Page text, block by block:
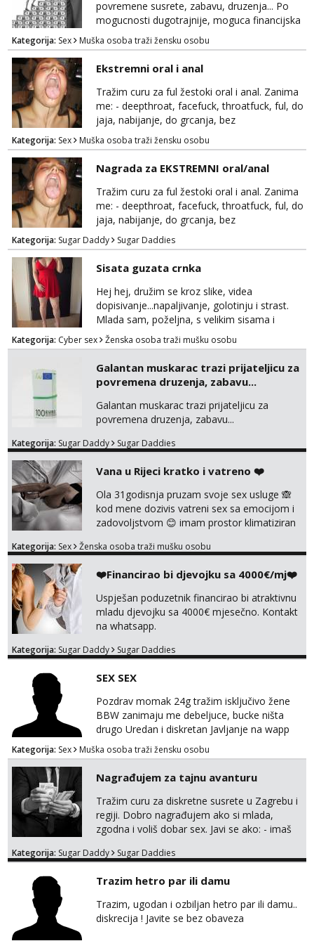
rjesavam apartman/hotel. Odgovara mi cijela
kontinentalna...
povremene susrete, zabavu, druzenja... Po
mogucnosti dugotrajnije, moguca financijska
potpora!
Kategorija: Sex Muška osoba traži žensku osobu
Ekstremni oral i anal
Tražim curu za ful žestoki oral i anal. Zanima
me: - deepthroat, facefuck, throatfuck, ful, do
jaja, nabijanje, do grcanja, bez
ograničavanja... - fisting (ili big insertions),
gaping, DAP/TAP, prolapse, sirenje... Ako
možeš nešto od toga i spremna si, javi se.
Kategorija: Sex Muška osoba traži žensku osobu
Nagrada za EKSTREMNI oral/anal
Tražim curu za ful žestoki oral i anal. Zanima
me: - deepthroat, facefuck, throatfuck, ful, do
jaja, nabijanje, do grcanja, bez
ograničavanja... - fisting (ili big insertions),
gaping, DAP/TAP, prolapse, sirenje... Ako
možeš nešto od toga i spremna si, javi se.
Nagrada po želji (od 500€ naviše, ovisi o
tome sto možeš)
Kategorija: Sugar Daddy Sugar Daddies
Sisata guzata crnka
Hej hej, družim se kroz slike, videa
dopisivanje...napaljivanje, golotinju i strast.
Mlada sam, poželjna, s velikim sisama i
guzom. 😉 Kontakt: Telegram: nebojezuto
Google chat/Gmail smmaprivatni@gmail.com
Kategorija: Cyber sex Ženska osoba traži mušku osobu
Galantan muskarac trazi prijateljicu za
povremena druzenja, zabavu...
Galantan muskarac trazi prijateljicu za
povremena druzenja, zabavu...
Kategorija: Sugar Daddy Sugar Daddies
Vana u Rijeci kratko i vatreno ❤️
Ola 31godisnja pruzam svoje sex usluge 🙈
kod mene dozivis vatreni sex sa emocijom i
zadovoljstvom 😊 imam prostor klimatiziran
nudim klasiku sa zastitom pusenje bez
neradim analno i pitanja ako radim bez odma
ignoriram radim samo sa svojim slikama
original ✌️😊ali neki vec me poznaju waccap...
Kategorija: Sex Ženska osoba traži mušku osobu
❤️Financirao bi djevojku sa 4000€/mj❤️
Uspješan poduzetnik financirao bi atraktivnu
mladu djevojku sa 4000€ mjesečno. Kontakt
na whatsapp.
Kategorija: Sugar Daddy Sugar Daddies
SEX SEX
Pozdrav momak 24g tražim isključivo žene
BBW zanimaju me debeljuce, bucke ništa
drugo Uredan i diskretan Javljanje na wapp
095 546 9915
Kategorija: Sex Muška osoba traži žensku osobu
Nagrađujem za tajnu avanturu
Tražim curu za diskretne susrete u Zagrebu i
regiji. Dobro nagrađujem ako si mlada,
zgodna i voliš dobar sex. Javi se ako: - imaš
kosu - se dobro ljubiš - si fleksibilna s
dostupna radnim danom (vikendi i noći su za
obitelj) - vodiš brigu o zdravlju i koristiš
zaštitu Ne javljajte se: - debele - frajeri i
Kategorija: Sugar Daddy Sugar Daddies
Trazim hetro par ili damu
Trazim, ugodan i ozbiljan hetro par ili damu..
diskrecija ! Javite se bez obaveza